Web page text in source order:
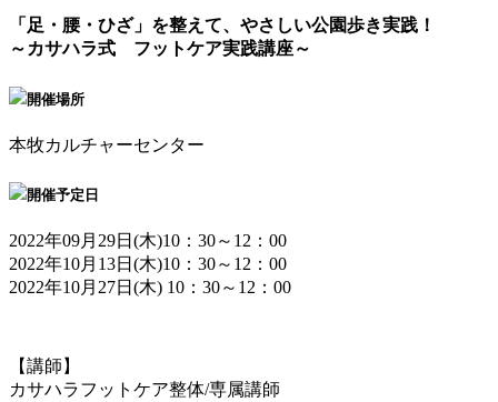
「足・腰・ひざ」を整えて、やさしい公園歩き実践！
～カサハラ式 フットケア実践講座～
開催場所
本牧カルチャーセンター
開催予定日
2022年09月29日(木)10：30～12：00
2022年10月13日(木)10：30～12：00
2022年10月27日(木) 10：30～12：00
【講師】
カサハラフットケア整体/専属講師